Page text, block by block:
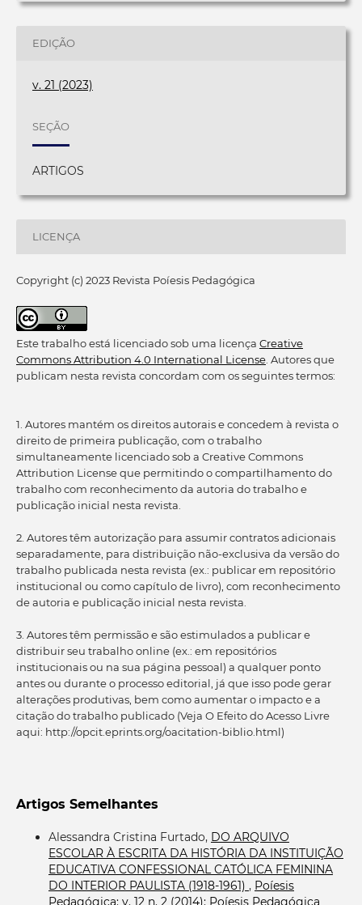
EDIÇÃO
v. 21 (2023)
SEÇÃO
ARTIGOS
LICENÇA
Copyright (c) 2023 Revista Poíesis Pedagógica
Este trabalho está licenciado sob uma licença Creative
Commons Attribution 4.0 International License. Autores que
publicam nesta revista concordam com os seguintes termos:
1. Autores mantém os direitos autorais e concedem à revista o
direito de primeira publicação, com o trabalho
simultaneamente licenciado sob a Creative Commons
Attribution License que permitindo o compartilhamento do
trabalho com reconhecimento da autoria do trabalho e
publicação inicial nesta revista.
2. Autores têm autorização para assumir contratos adicionais
separadamente, para distribuição não-exclusiva da versão do
trabalho publicada nesta revista (ex.: publicar em repositório
institucional ou como capítulo de livro), com reconhecimento
de autoria e publicação inicial nesta revista.
3. Autores têm permissão e são estimulados a publicar e
distribuir seu trabalho online (ex.: em repositórios
institucionais ou na sua página pessoal) a qualquer ponto
antes ou durante o processo editorial, já que isso pode gerar
alterações produtivas, bem como aumentar o impacto e a
citação do trabalho publicado (Veja O Efeito do Acesso Livre
aqui: http://opcit.eprints.org/oacitation-biblio.html)
Artigos Semelhantes
Alessandra Cristina Furtado, DO ARQUIVO
ESCOLAR À ESCRITA DA HISTÓRIA DA INSTITUIÇÃO
EDUCATIVA CONFESSIONAL CATÓLICA FEMININA
DO INTERIOR PAULISTA (1918-1961) , Poíesis
Pedagógica: v. 12 n. 2 (2014): Poíesis Pedagógica